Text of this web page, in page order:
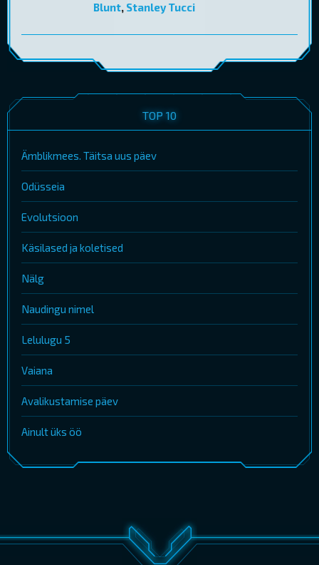
Blunt, Stanley Tucci
TOP 10
Ämblikmees. Täitsa uus päev
Odüsseia
Evolutsioon
Käsilased ja koletised
Nälg
Naudingu nimel
Lelulugu 5
Vaiana
Avalikustamise päev
Ainult üks öö